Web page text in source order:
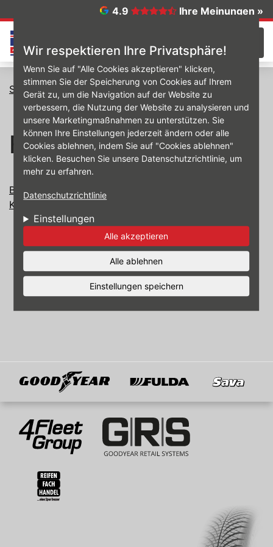
Wir respektieren Ihre Privatsphäre!
Wenn Sie auf "Alle Cookies akzeptieren" klicken,
stimmen Sie der Speicherung von Cookies auf Ihrem
Gerät zu, um die Navigation auf der Website zu
verbessern, die Nutzung der Website zu analysieren und
unsere Marketingmaßnahmen zu unterstützen. Sie
können Ihre Einstellungen jederzeit ändern oder alle
Cookies ablehnen, indem Sie auf "Cookies ablehnen"
klicken. Besuchen Sie unsere Datenschutzrichtlinie, um
mehr zu erfahren.
Datenschutzrichtlinie
Einstellungen
Alle akzeptieren
Alle ablehnen
Einstellungen speichern
4.9 Ihre Meinungen »
Startseite Felgen-Konfigurator
Felgen-Konfigurator
Bitte akzeptieren Sie die Cookies, um den
Komplettrad-Konfigurator zu sehen.
Mitglied von
4Fleet Group GRS